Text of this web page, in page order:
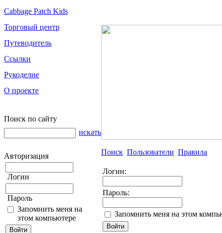
Cabbage Patch Kids
Торговый центр
Путеводитель
Ссылки
Рукоделие
О проекте
Поиск по сайту
искать
Авторизация
Логин
Пароль
Запомнить меня на
этом компьютере
Поиск Пользователи Правила
Логин:
Пароль:
Запомнить меня на этом